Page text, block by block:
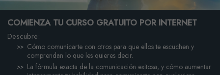
COMIENZA TU CURSO GRATUITO POR INTERNET
Descubre:
Cómo comunicarte con otros para que ellos te escuchen y
comprendan lo que les quieres decir.
La fórmula exacta de la comunicación exitosa, y cómo aumentar